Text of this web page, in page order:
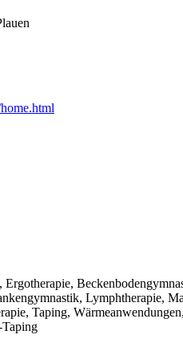
Ergotherapie,
Lymphtherapie,
Taping,